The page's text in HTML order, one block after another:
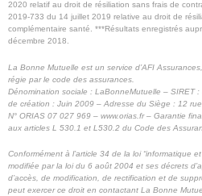
2020 relatif au droit de résiliation sans frais de
2019-733 du 14 juillet 2019 relative au droit de
complémentaire santé. ***Résultats enregistrés
décembre 2018.
La Bonne Mutuelle est un service d’AFI
régie par le code des assurances.
Dénomination sociale : LaBonneMutuelle – SIRET
de création : Juin 2009 – Adresse du Siège : 12
N° ORIAS 07 027 969 – www.orias.fr – Garantie
aux articles L 530.1 et L530.2 du Code des
Conformément à l’article 34 de la loi “informatique
modifiée par la loi du 6 août 2004 et ses décrets
d’accès, de modification, de rectification et de
peut exercer ce droit en contactant La Bonne